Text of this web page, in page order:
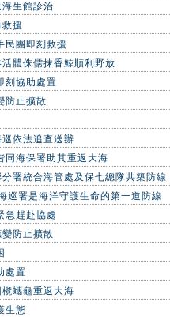
生館診治
援
民團即刻救援
體侏儒抹香鯨順利野放
刻協助處置
防止擴散
依法追查送辦
同海保署助其重返大海
署統合海管處及保七總隊共築防線
巡署是海洋守護生命的第一道防線
急趕赴協處
防止擴散
處置
蠵龜重返大海
生態